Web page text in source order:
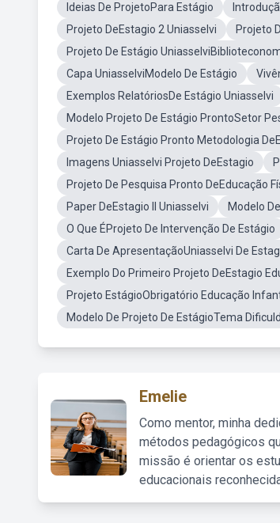
Ideias De ProjetoPara Estágio
Projeto DeEstagio 2 Uniasselvi
Projeto
Projeto De Estágio
Capa UniasselviModelo De Estágio
Exemplos RelatóriosDe Estágio Uniasselvi
Modelo Projeto De Estágio ProntoSetor
Projeto De Estágio Pronto Metodologia
Imagens Uniasselvi Projeto DeEstagio
Projeto De Pesquisa Pronto DeEducação
Paper DeEstagio II Uniasselvi
Modelo
O Que ÉProjeto De Intervenção De Estágio
Carta De ApresentaçãoUniasselvi De
Exemplo Do Primeiro Projeto DeEstagio
Projeto EstágioObrigatório Educação
Modelo De Projeto De EstágioTema
Emelie
Como mentor, minha
métodos pedagógicos
missão é orientar os
educacionais